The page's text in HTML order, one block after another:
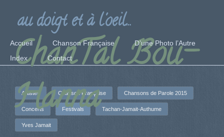
ChanTal Bou-
Hanna
au doigt et à l'oeil...
Accueil Chanson Française
D’une Photo l’Autre
Index
Contact
Artistes Chanson Française Chansons de Parole 2015
Concerts Festivals Tachan-Jamait-Authume
Yves Jamait